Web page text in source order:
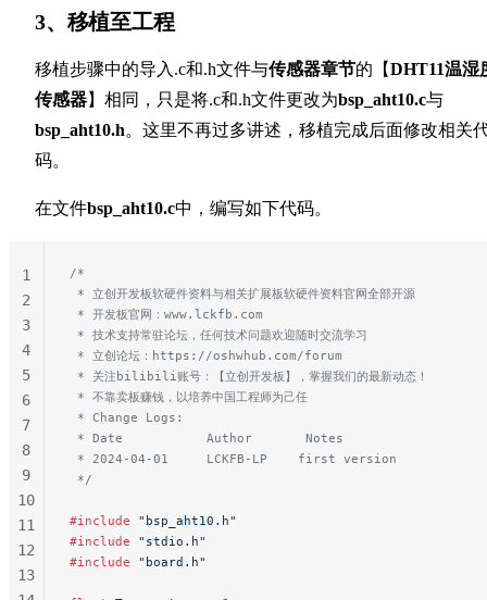
3、移植至工程
移植步骤中的导入.c和.h文件与传感器章节的【DHT11温湿
传感器】相同，只是将.c和.h文件更改为bsp_aht10.c与
bsp_aht10.h。这里不再过多讲述，移植完成后面修改相关
码。
在文件bsp_aht10.c中，编写如下代码。
/*
* 立创开发板软硬件资料与相关扩展板软硬件资料官网全部开源
* 开发板官网：www.lckfb.com
* 技术支持常驻论坛，任何技术问题欢迎随时交流学习
* 立创论坛：https://oshwhub.com/forum
* 关注bilibili账号：【立创开发板】，掌握我们的最新动态！
* 不靠卖板赚钱，以培养中国工程师为己任
* Change Logs:
* Date           Author       Notes
* 2024-04-01     LCKFB-LP    first version
*/
#include "bsp_aht10.h"
#include "stdio.h"
#include "board.h"
1
2
3
4
5
6
7
8
9
10
11
12
13